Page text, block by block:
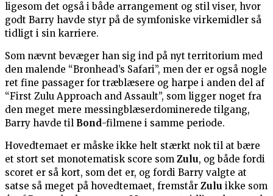
ligesom det også i både arrangement og stil viser, hvor
godt Barry havde styr på de symfoniske virkemidler så
tidligt i sin karriere.
Som nævnt bevæger han sig ind på nyt territorium med
den malende “Bronhead’s Safari”, men der er også nogle
ret fine passager for træblæsere og harpe i anden del af
“First Zulu Approach and Assault”, som ligger noget fra
den meget mere messingblæserdominerede tilgang,
Barry havde til Bond-filmene i samme periode.
Hovedtemaet er måske ikke helt stærkt nok til at bære
et stort set monotematisk score som Zulu, og både fordi
scoret er så kort, som det er, og fordi Barry valgte at
satse så meget på hovedtemaet, fremstår Zulu ikke som